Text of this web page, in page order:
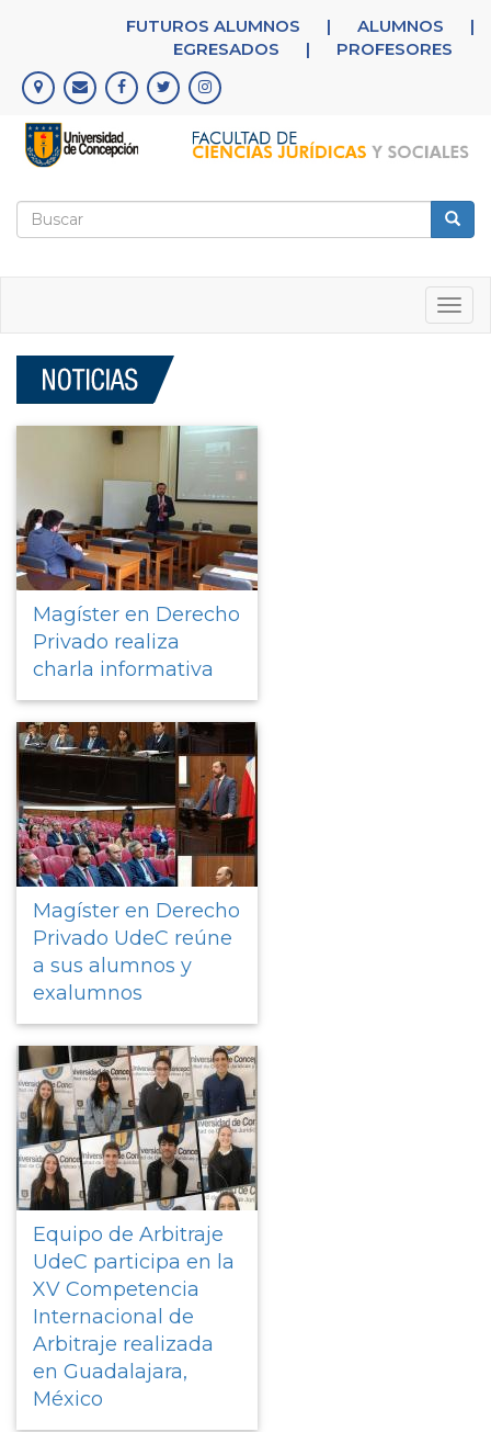
principal
FUTUROS ALUMNOS | ALUMNOS
|
EGRESADOS
| PROFESORES
Formulario
Magíster en Derecho
Privado realiza
charla informativa
Magíster en Derecho
Privado UdeC reúne
a sus alumnos y
exalumnos
Equipo de Arbitraje
UdeC participa en la
XV Competencia
Internacional de
Arbitraje realizada
en Guadalajara,
México